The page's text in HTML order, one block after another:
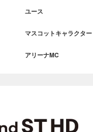
ユース
マスコットキャラクター
アリーナMC